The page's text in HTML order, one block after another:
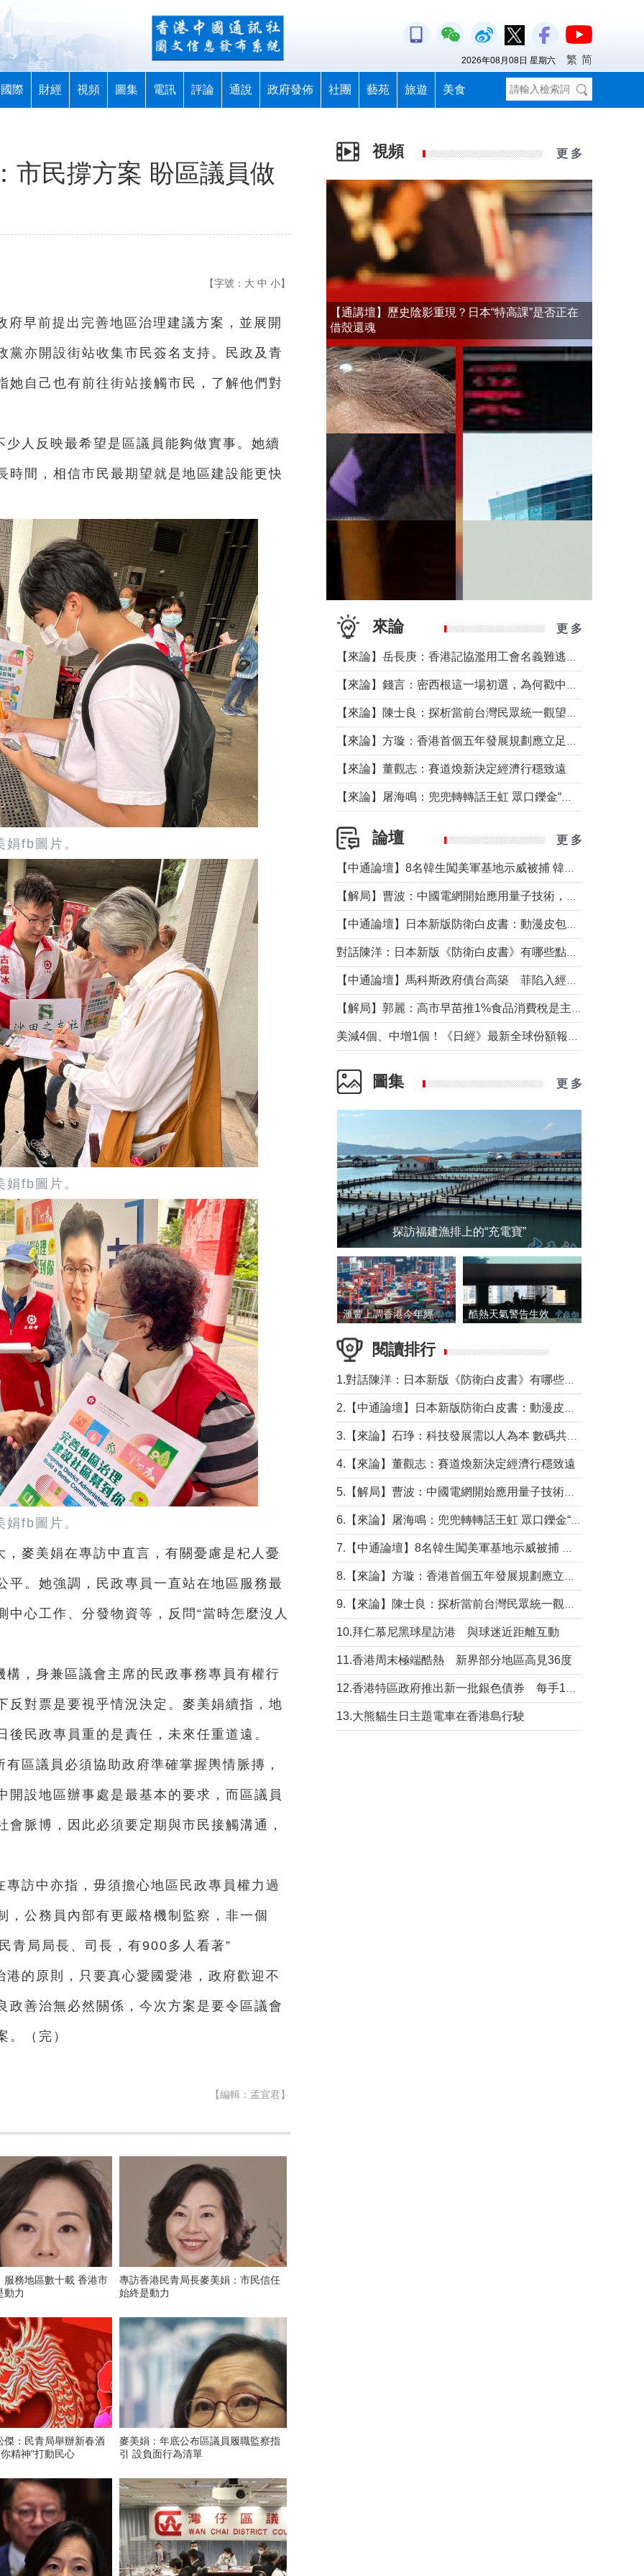
國際 財經 視頻 圖集 電訊 評論 通說 政府發佈 社團 藝苑 旅遊 美食
2026年08月08日 星期六 繁 简
市民撐方案 盼區議員做
【字號： 大 中 小】
早前提出完善地區治理建議方案，並展開
黨亦開設街站收集市民簽名支持。民政及青
她自己也有前往街站接觸市民，了解他們對
人反映最希望是區議員能夠做實事。她續
時間，相信市民最期望就是地區建設能更快
娟fb圖片。
娟fb圖片。
娟fb圖片。
麥美娟在專訪中直言，有關憂慮是杞人憂
平。她強調，民政專員一直站在地區服務最
心工作、分發物資等，反問“當時怎麼沒人
，身兼區議會主席的民政事務專員有權行
反對票是要視乎情況決定。麥美娟續指，地
民政專員重的是責任，未來任重道遠。
區議員必須協助政府準確掌握輿情脈摶，
開設地區辦事處是最基本的要求，而區議員
脈博，因此必須要定期與市民接觸溝通，
訪中亦指，毋須擔心地區民政專員權力過
，公務員內部有更嚴格機制監察，非一個
青局局長、司長，有900多人看著”
的原則，只要真心愛國愛港，政府歡迎不
政善治無必然關係，今次方案是要令區議會
。（完）
【編輯：孟宜君】
服務地區數十載 香港市
動力
專訪香港民青局長麥美娟：市民信任
始終是動力
傑：民青局舉辦新春酒
精神"打動民心
麥美娟：年底公布區議員履職監察指
引 設負面行為清單
視頻 更 多
【通講壇】歷史陰影重現？日本“特高課”是否正在
借殼還魂
來論 更 多
【來論】董觀志：賽道煥新決定經濟行穩致遠
論壇 更 多
圖集 更 多
探訪福建漁排上的“充電寶”
滙豐上調香港今年經濟增長預測至4.5% 酷熱天氣警告生效 本港高溫持續至下周
閱讀排行
4.【來論】董觀志：賽道煥新決定經濟行穩致遠
10.拜仁慕尼黑球星訪港 與球迷近距離互動
11.香港周末極端酷熱 新界部分地區高見36度
13.大熊貓生日主題電車在香港島行駛